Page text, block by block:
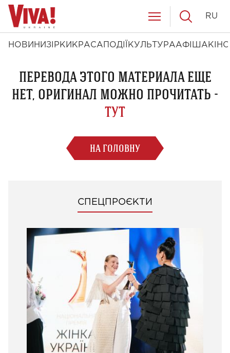
НОВИНИ ЗІРКИ КРАСА ПОДІЇ КУЛЬТУРААФІША КІНО
RU
ПЕРЕВОДА ЭТОГО МАТЕРИАЛА ЕЩЕ
НЕТ, ОРИГИНАЛ МОЖНО ПРОЧИТАТЬ -
ТУТ
НА ГОЛОВНУ
СПЕЦПРОЄКТИ